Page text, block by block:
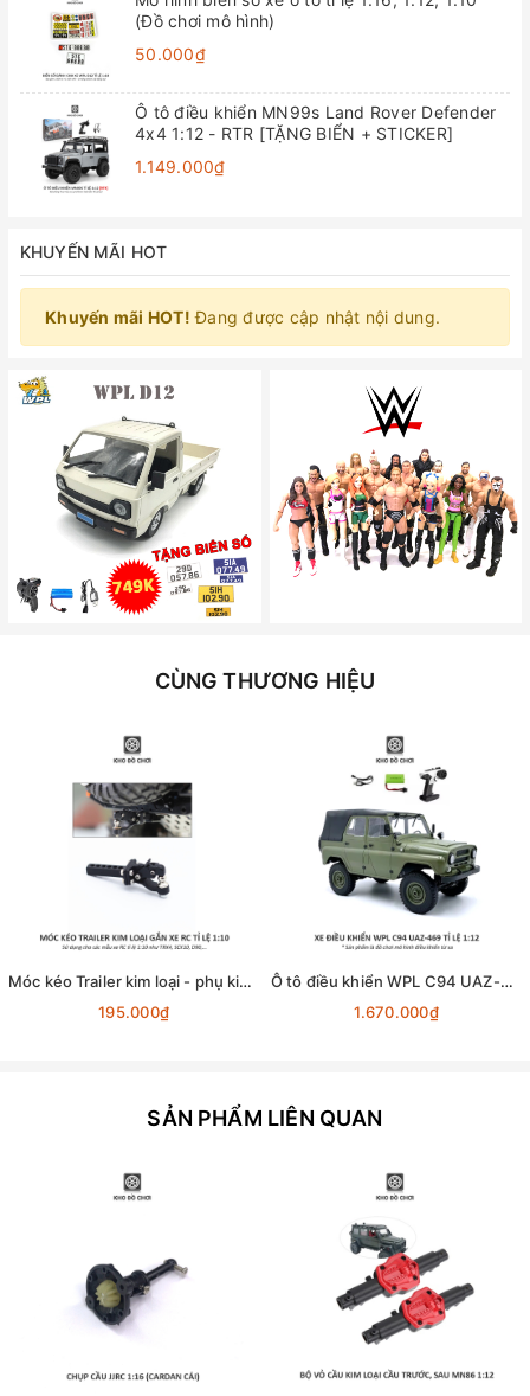
(Đồ chơi mô hình)
50.000₫
Ô tô điều khiển MN99s Land Rover Defender
4x4 1:12 - RTR [TẶNG BIỂN + STICKER]
1.149.000₫
KHUYẾN MÃI HOT
Khuyến mãi HOT! Đang được cập nhật nội dung.
CÙNG THƯƠNG HIỆU
Móc kéo Trailer kim loại - phụ kiện lắp cho xe RC tỉ lệ 1:10
195.000₫
Ô tô điều khiển WPL C94 UAZ-469 4x4 1:12 - RTR [TẶNG BIỂN + STICKER]
1.670.000₫
SẢN PHẨM LIÊN QUAN